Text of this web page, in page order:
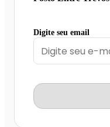
Digite seu email